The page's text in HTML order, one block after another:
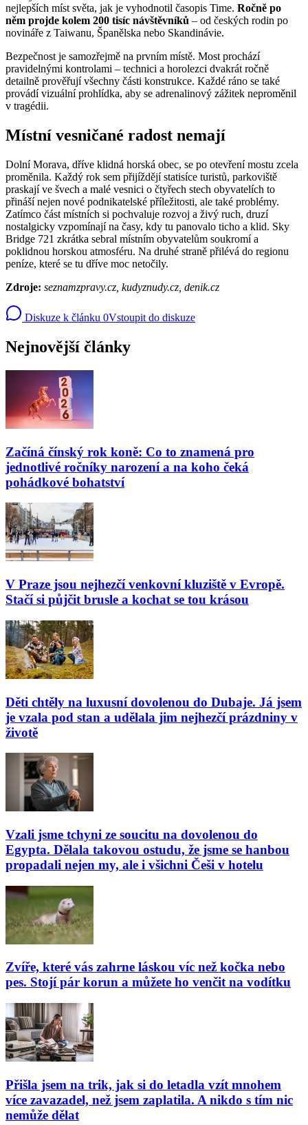
nejlepších míst světa, jak je vyhodnotil časopis Time. Ročně po
něm projde kolem 200 tisíc návštěvníků – od českých rodin po
novináře z Taiwanu, Španělska nebo Skandinávie.
Bezpečnost je samozřejmě na prvním místě. Most prochází
pravidelnými kontrolami – technici a horolezci dvakrát ročně
detailně prověřují všechny části konstrukce. Každé ráno se také
provádí vizuální prohlídka, aby se adrenalinový zážitek neproměnil
v tragédii.
Místní vesničané radost nemají
Dolní Morava, dříve klidná horská obec, se po otevření mostu zcela
proměnila. Každý rok sem přijíždějí statisíce turistů, parkoviště
praskají ve švech a malé vesnici o čtyřech stech obyvatelích to
přináší nejen nové podnikatelské příležitosti, ale také problémy.
Zatímco část místních si pochvaluje rozvoj a živý ruch, druzí
nostalgicky vzpomínají na časy, kdy tu panovalo ticho a klid. Sky
Bridge 721 zkrátka sebral místním obyvatelům soukromí a
poklidnou horskou atmosféru. Na druhé straně přilévá do regionu
peníze, které se tu dříve moc netočily.
Zdroje: seznamzpravy.cz, kudyznudy.cz, denik.cz
Diskuze k článku 0Vstoupit do diskuze
Nejnovější články
Začíná čínský rok koně: Co to znamená pro
jednotlivé ročníky narození a na koho čeká
pohádkové bohatství
V Praze jsou nejhezčí venkovní kluziště v Evropě.
Stačí si půjčit brusle a kochat se tou krásou
Děti chtěly na luxusní dovolenou do Dubaje. Já jsem
je vzala pod stan a udělala jim nejhezčí prázdniny v
životě
Vzali jsme tchyni ze soucitu na dovolenou do
Egypta. Dělala takovou ostudu, že jsme se hanbou
propadali nejen my, ale i všichni Češi v hotelu
Zvíře, které vás zahrne láskou víc než kočka nebo
pes. Stojí pár korun a můžete ho venčit na vodítku
Přišla jsem na trik, jak si do letadla vzít mnohem
více zavazadel, než jsem zaplatila. A nikdo s tím nic
nemůže dělat